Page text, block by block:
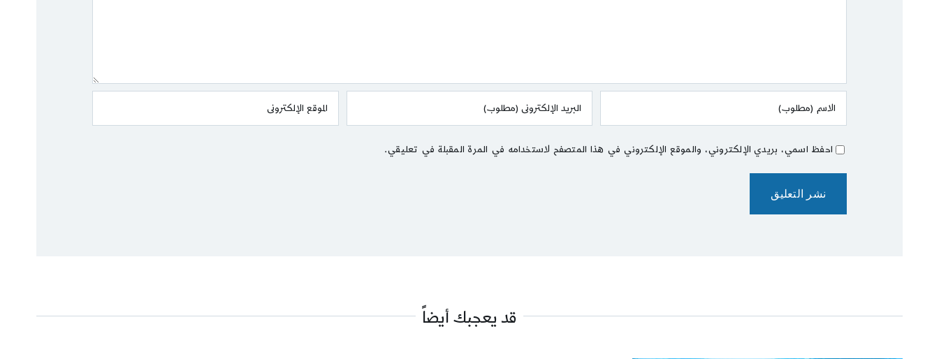
احفظ اسمي، بريدي الإلكتروني، والموقع الإلكتروني في هذا المتصفح لاستخدامه في المرة المقبلة في تعليقي.
قد يعجبك أيضاً